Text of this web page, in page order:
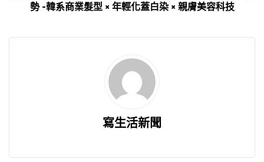
勢 -韓系商業髮型 × 年輕化蓋白染 × 親膚美容科技
寫生活新聞